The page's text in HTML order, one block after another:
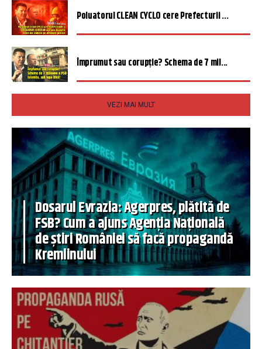
Poluatorul CLEAN CYCLO cere Prefecturii ...
Împrumut sau corupție? Schema de 7 mil...
VEZI MAI MULT
Dosarul Evrazia: Agerpres, plătită de
FSB? Cum a ajuns Agenția Națională
de știri României să facă propagandă
Kremlinului